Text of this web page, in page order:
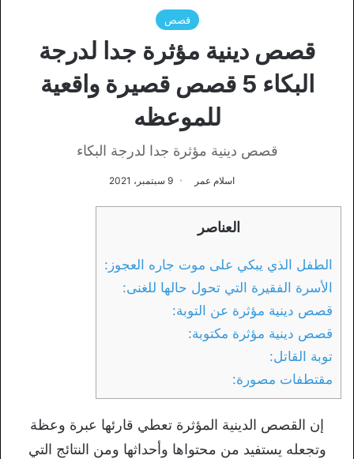
قصص
قصص دينية مؤثرة جدا لدرجة
البكاء 5 قصص قصيرة واقعية
للموعظه
قصص دينية مؤثرة جدا لدرجة البكاء
اسلام عمر 9 سبتمبر، 2021
العناصر
الطفل الذي يبكي على موت جاره العجوز:
الأسرة الفقيرة التي تحول حالها للغنى:
قصص دينية مؤثرة عن التوبة:
قصص دينية مؤثرة مكتوبة:
توبة القاتل:
مقتطفات مصورة:
إن القصص الدينية المؤثرة تعطي قارئها عبرة وعظة
وتجعله يستفيد من محتواها وأحداثها ومن النتائج التي